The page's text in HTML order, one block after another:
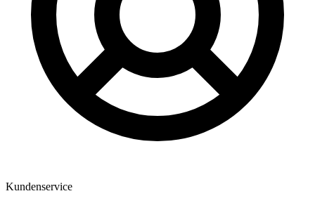
Kundenservice